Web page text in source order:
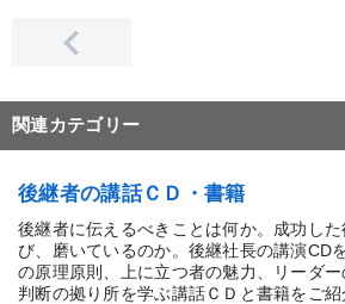
関連カテゴリー
後継者の講話ＣＤ・書籍
後継者に伝えるべきことは何か。成功し
び、磨いているのか。後継社長の講演CD
の原理原則、上に立つ者の魅力、リーダー
判断の拠り所を学ぶ講話ＣＤと書籍をご紹